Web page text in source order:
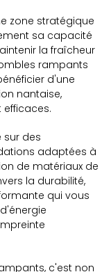
zone stratégique
sa capacité
la fraîcheur
rampants
d'une
nantaise,
sur des
adaptées à
de matériaux de
la durabilité,
qui vous
c'est non